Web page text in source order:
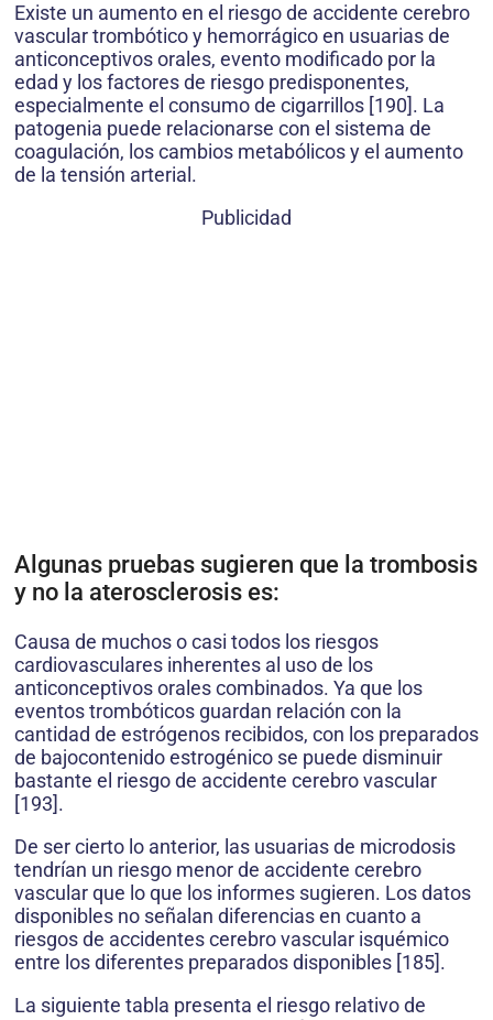
Existe un aumento en el riesgo de accidente cerebro
vascular trombótico y hemorrágico en usuarias de
anticonceptivos orales, evento modificado por la
edad y los factores de riesgo predisponentes,
especialmente el consumo de cigarrillos [190]. La
patogenia puede relacionarse con el sistema de
coagulación, los cambios metabólicos y el aumento
de la tensión arterial.
Publicidad
Algunas pruebas sugieren que la trombosis
y no la aterosclerosis es:
Causa de muchos o casi todos los riesgos
cardiovasculares inherentes al uso de los
anticonceptivos orales combinados. Ya que los
eventos trombóticos guardan relación con la
cantidad de estrógenos recibidos, con los preparados
de bajocontenido estrogénico se puede disminuir
bastante el riesgo de accidente cerebro vascular
[193].
De ser cierto lo anterior, las usuarias de microdosis
tendrían un riesgo menor de accidente cerebro
vascular que lo que los informes sugieren. Los datos
disponibles no señalan diferencias en cuanto a
riesgos de accidentes cerebro vascular isquémico
entre los diferentes preparados disponibles [185].
La siguiente tabla presenta el riesgo relativo de